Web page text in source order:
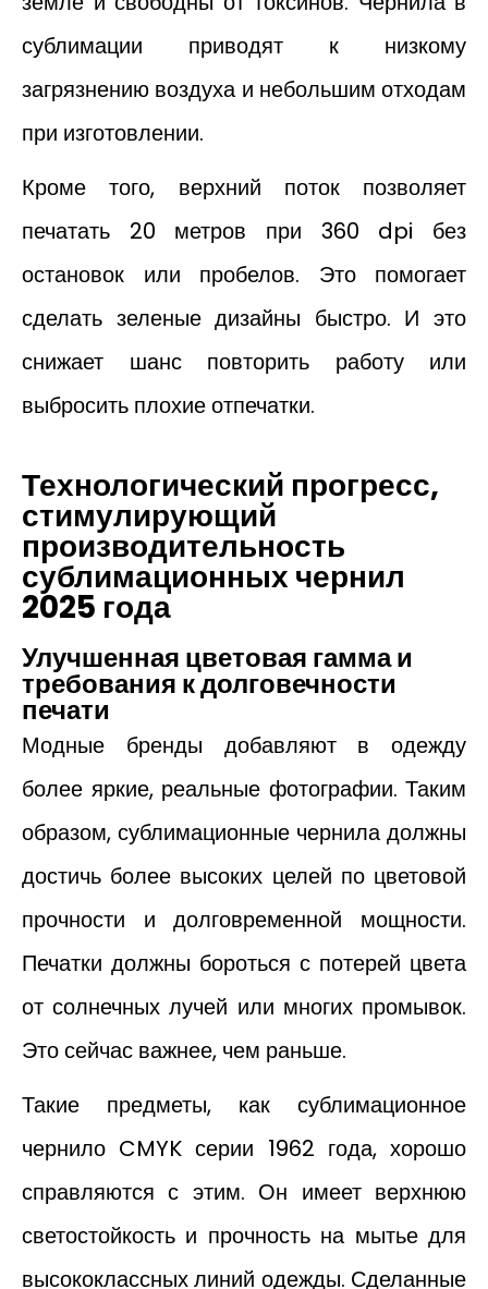
сублимации приводят к низкому
загрязнению воздуха и небольшим отходам
при изготовлении.
Кроме того, верхний поток позволяет
печатать 20 метров при 360 dpi без
остановок или пробелов. Это помогает
сделать зеленые дизайны быстро. И это
снижает шанс повторить работу или
выбросить плохие отпечатки.
Технологический прогресс,
стимулирующий
производительность
сублимационных чернил
2025 года
Улучшенная цветовая гамма и
требования к долговечности
печати
Модные бренды добавляют в одежду
более яркие, реальные фотографии. Таким
образом, сублимационные чернила должны
достичь более высоких целей по цветовой
прочности и долговременной мощности.
Печатки должны бороться с потерей цвета
от солнечных лучей или многих промывок.
Это сейчас важнее, чем раньше.
Такие предметы, как сублимационное
чернило CMYK серии 1962 года, хорошо
справляются с этим. Он имеет верхнюю
светостойкость и прочность на мытье для
высококлассных линий одежды. Сделанные